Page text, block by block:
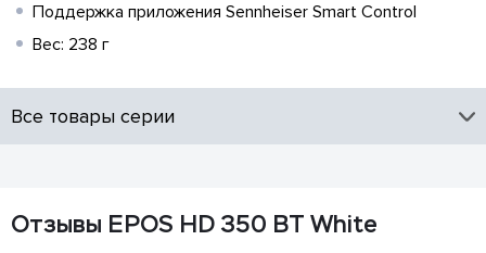
Поддержка приложения Sennheiser Smart Control
Вес: 238 г
Все товары серии
Отзывы EPOS HD 350 BT White